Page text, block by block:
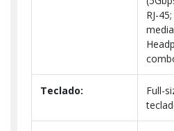
RJ-
Teclado:
Full-